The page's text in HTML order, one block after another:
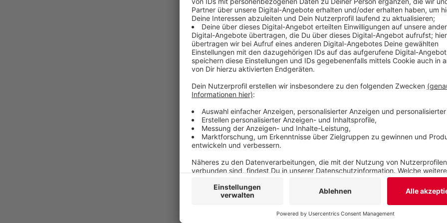
Comedy
Atze Schröders Kaltstart 24:
Anzeige
Wie wird euer Jahresstart 2024? Macht euch keine
braucht man einen erfahrenen Kapitän, der einen in
schippert. Atzes Mantra für ein glückliches Leben:
voraus und viel Spaß bei Atze Schröders Kaltstart 24.